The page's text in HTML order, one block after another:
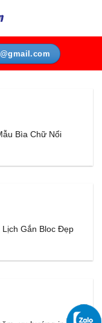
Bìa Chữ Nổi
Gắn Bloc Đẹp